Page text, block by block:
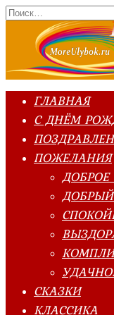
Перейти
к
содержанию
Search
for:
ГЛАВНАЯ
С ДНЁМ
ПОЖЕЛАНИЯ
ДОБРОЕ
СКАЗКИ
КЛАССИКА